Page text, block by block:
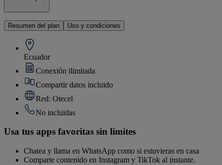
Resumen del plan Uso y condiciones
Ecuador
Conexión ilimitada
Compartir datos incluido
Red: Otecel
No incluidas
Usa tus apps favoritas sin limites
Chatea y llama en WhatsApp como si estuvieras en casa
Comparte contenido en Instagram y TikTok al instante.